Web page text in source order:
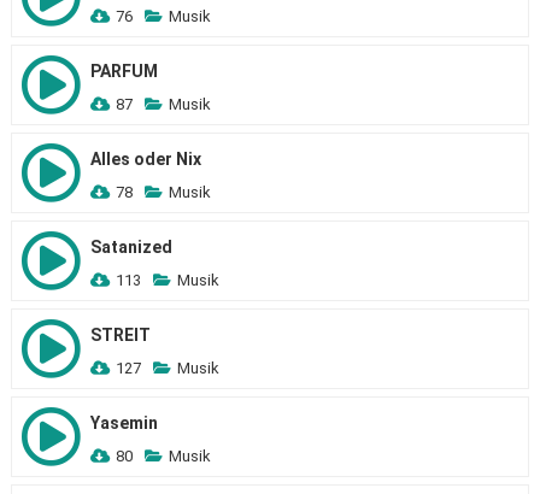
76 Musik
PARFUM
87 Musik
Alles oder Nix
78 Musik
Satanized
113 Musik
STREIT
127 Musik
Yasemin
80 Musik